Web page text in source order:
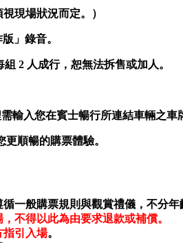
現場狀況而定。）
」錄音。
2 人成行，恕無法拆售或加人。
入您在賓士暢行所連結車輛之車
順暢的購票體驗。
一般購票規則與觀賞禮儀，不分年
不得以此為由要求退款或補償。
指引入場。